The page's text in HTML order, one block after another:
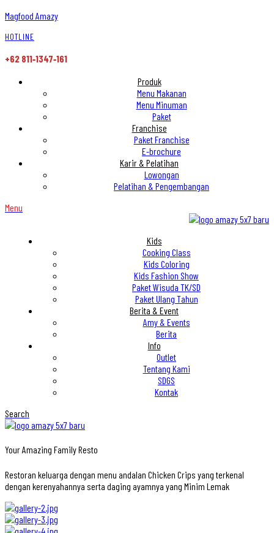
Magfood Amazy
HOTLINE
+62 811‑1347‑161
Produk
Menu Makanan
Menu Minuman
Paket
Franchise
Paket Franchise
E-brochure
Karir & Pelatihan
Lowongan
Pelatihan & Pengembangan
Menu
Kids
Cooking Class
Kids Coloring
Kids Fashion Show
Paket Wisuda TK/SD
Paket Ulang Tahun
Berita & Event
Amy & Events
Berita
Info
Outlet
Tentang Kami
SDGS
Kontak
Search
Your Amazing Family Resto
Restoran keluarga dengan menu andalan Chicken Crips yang terkenal
dengan kerenyahannya serta daging ayamnya yang Minim Lemak